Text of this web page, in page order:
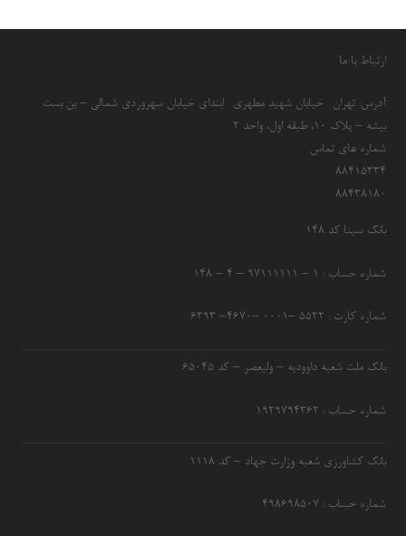
ارتباط با ما
آدرس: تهران- خیابان شهید مطهری- ابتدای خیابان سهروردی شمالی – بن بست
بیشه – پلاک 10، طبقه اول، واحد 2
شماره های تماس
۸۸۴۱۵۳۳۴
۸۸۴۳۸۱۸۰
بانک سینا کد ۱۴۸
شماره حساب : ۱ – ۹۷۱۱۱۱۱۱ – ۴ – ۱۴۸
شماره کارت : ۵۵۲۲ –۰۰۰۱ –۴۶۷۰– ۶۳۹۳
بانک ملت شعبه داوودیه – ولیعصر – کد ۶۵۰۴۵
شماره حساب : ۱۹۲۹۷۹۴۳۶۲
بانک کشاورزی شعبه وزارت جهاد – کد 1118
شماره حساب : ۴۹۸۶۹۸۵۰۷